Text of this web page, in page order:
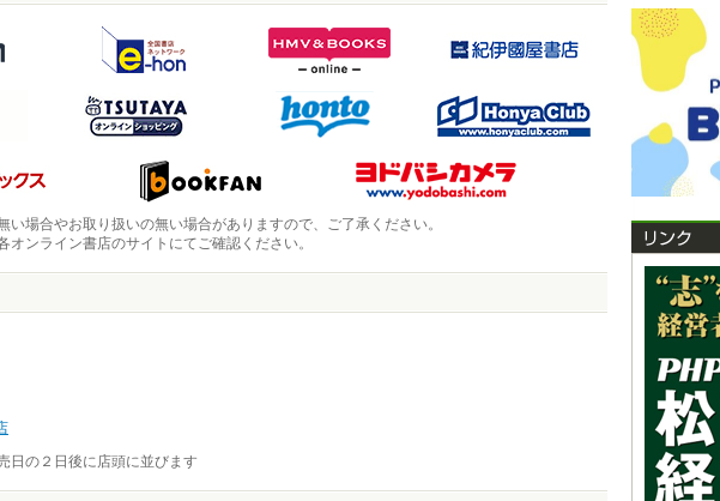
場合やお取り扱いの無い場合がありますので、ご了承ください。
ンライン書店のサイトにてご確認ください。
日の２日後に店頭に並びます